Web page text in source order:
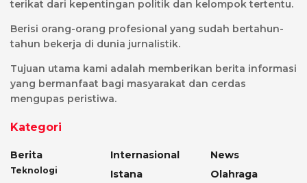
terikat dari kepentingan politik dan kelompok tertentu.
Berisi orang-orang profesional yang sudah bertahun-
tahun bekerja di dunia jurnalistik.
Tujuan utama kami adalah memberikan berita informasi
yang bermanfaat bagi masyarakat dan cerdas
mengupas peristiwa.
Kategori
Berita
Teknologi
Internasional
Istana
News
Olahraga